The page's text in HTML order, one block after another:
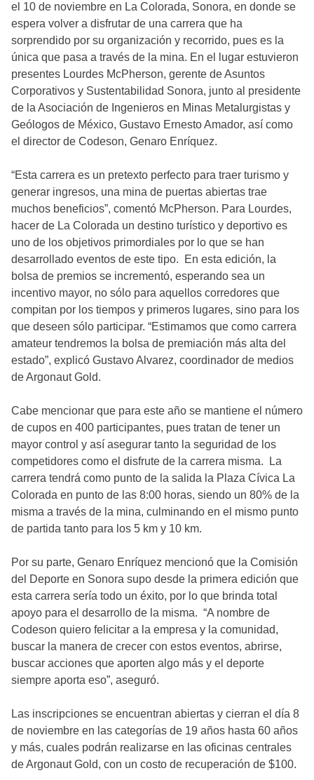
el 10 de noviembre en La Colorada, Sonora, en donde se
espera volver a disfrutar de una carrera que ha
sorprendido por su organización y recorrido, pues es la
única que pasa a través de la mina. En el lugar estuvieron
presentes Lourdes McPherson, gerente de Asuntos
Corporativos y Sustentabilidad Sonora, junto al presidente
de la Asociación de Ingenieros en Minas Metalurgistas y
Geólogos de México, Gustavo Ernesto Amador, así como
el director de Codeson, Genaro Enríquez.
“Esta carrera es un pretexto perfecto para traer turismo y
generar ingresos, una mina de puertas abiertas trae
muchos beneficios”, comentó McPherson. Para Lourdes,
hacer de La Colorada un destino turístico y deportivo es
uno de los objetivos primordiales por lo que se han
desarrollado eventos de este tipo. En esta edición, la
bolsa de premios se incrementó, esperando sea un
incentivo mayor, no sólo para aquellos corredores que
compitan por los tiempos y primeros lugares, sino para los
que deseen sólo participar. “Estimamos que como carrera
amateur tendremos la bolsa de premiación más alta del
estado”, explicó Gustavo Alvarez, coordinador de medios
de Argonaut Gold.
Cabe mencionar que para este año se mantiene el número
de cupos en 400 participantes, pues tratan de tener un
mayor control y así asegurar tanto la seguridad de los
competidores como el disfrute de la carrera misma. La
carrera tendrá como punto de la salida la Plaza Cívica La
Colorada en punto de las 8:00 horas, siendo un 80% de la
misma a través de la mina, culminando en el mismo punto
de partida tanto para los 5 km y 10 km.
Por su parte, Genaro Enríquez mencionó que la Comisión
del Deporte en Sonora supo desde la primera edición que
esta carrera sería todo un éxito, por lo que brinda total
apoyo para el desarrollo de la misma. “A nombre de
Codeson quiero felicitar a la empresa y la comunidad,
buscar la manera de crecer con estos eventos, abrirse,
buscar acciones que aporten algo más y el deporte
siempre aporta eso”, aseguró.
Las inscripciones se encuentran abiertas y cierran el día 8
de noviembre en las categorías de 19 años hasta 60 años
y más, cuales podrán realizarse en las oficinas centrales
de Argonaut Gold, con un costo de recuperación de $100.